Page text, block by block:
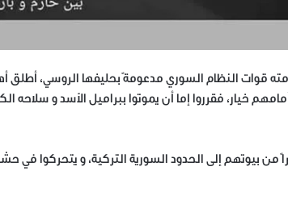
قوات النظام السوري مدعومةً بحليفها الروسي، أطلق
خيار، فقرروا إما أن يموتوا ببراميل الأسد و سلاحه
من بيوتهم إلى الحدود السورية التركية، و يتحركوا في